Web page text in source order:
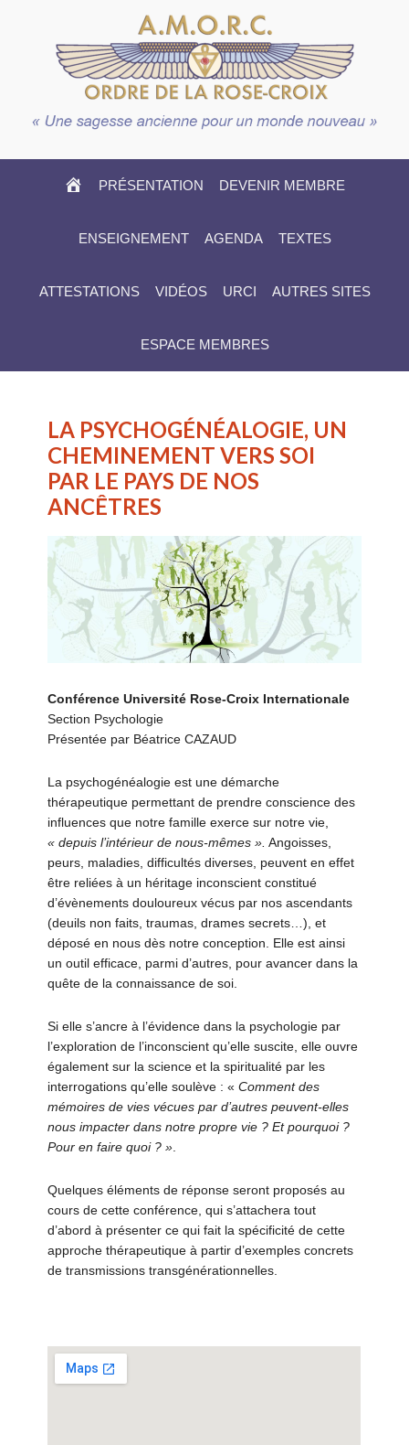
HOME
PRÉSENTATION DEVENIR MEMBRE
ENSEIGNEMENT AGENDA TEXTES
ATTESTATIONS VIDÉOS URCI AUTRES SITES
ESPACE MEMBRES
LA PSYCHOGÉNÉALOGIE, UN
CHEMINEMENT VERS SOI
PAR LE PAYS DE NOS
ANCÊTRES
ConférenceUniversité Rose-Croix Internationale
Section Psychologie
Présentée par Béatrice CAZAUD
La psychogénéalogie est une démarche
thérapeutique permettant de prendre conscience des
influences que notre famille exerce sur notre vie,
« depuis l’intérieur de nous-mêmes ». Angoisses,
peurs, maladies, difficultés diverses, peuvent en effet
être reliées à un héritage inconscient constitué
d’évènements douloureux vécus par nos ascendants
(deuils non faits, traumas, drames secrets…), et
déposé en nous dès notre conception. Elle est ainsi
un outil efficace, parmi d’autres, pour avancer dans la
quête de la connaissance de soi.
Si elle s’ancre à l’évidence dans la psychologie par
l’exploration de l’inconscient qu’elle suscite, elle ouvre
également sur la science et la spiritualité par les
interrogations qu’elle soulève : « Comment des
mémoires de vies vécues par d’autres peuvent-elles
nous impacter dans notre propre vie ? Et pourquoi ?
Pour en faire quoi ? »
Quelques éléments de réponse seront proposés au
cours de cette conférence, qui s’attachera tout
d’abord à présenter ce qui fait la spécificité de cette
approche thérapeutique à partir d’exemples concrets
de transmissions transgénérationnelles.